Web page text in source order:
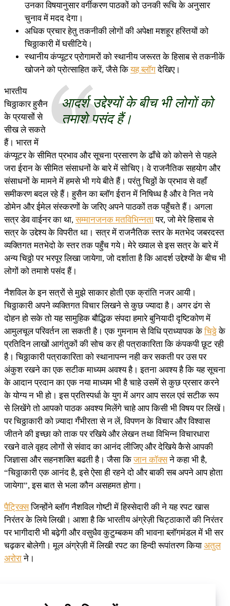
उनका विषयानुसार वर्गीकरण पाठकों को उनकी रूचि के अनुसार
चुनाव में मदद देगा।
अधिक प्रचार हेतु तकनीकी लोगों की अपेक्षा मशहूर हस्तियों को
चिठ्ठाकारी में घसीटिये।
स्थानीय कंप्यूटर प्रोगामरों को स्थानीय जरूरत के हिसाब से तकनीकें
खोजने को प्रोत्साहित करें, जैसे कियह ब्लॉगदेखिए।
आदर्श उद्देश्यों के बीच भी लोगों को
तमाशे पसंद हैं।
भारतीय
चिठ्ठाकार हुसैन
के प्रयासों से
सीख ले सकते
हैं। भारत में
कंप्यूटर के सीमित प्रभाव और सूचना प्रसारण के ढाँचे को कोसने से पहले
जरा ईरान के सीमित संसाधनों के बारे में सोचिए। वे राजनैतिक सहयोग और
संसाधनों के मामने में हमसे भी गये बीते हैं। परंतु चिठ्ठों के प्रभाव से वहाँ
समीकरण बदल रहे हैं। हुसैन का ब्लॉग ईरान में निषिध्ध है और वे नित नये
डोमेन और ईमेल संस्करणों के जरिए अपने पाठकों तक पहुँचते हैं। अगला
सत्र डेव वाईनर का था,सम्मानजनक मतविभिन्नतापर, जो मेरे हिसाब से
सत्र के उद्देश्य के विपरीत था। सत्र में राजनैतिक स्तर के मतभेद जबरदस्त
व्यक्तिगत मतभेदो के स्तर तक पहुँच गये। मेरे ख्याल से इस सत्र के बारे में
अन्य चिठ्ठो पर भरपूर लिखा जायेगा, जो दर्शाता है कि आदर्श उद्देश्यों के बीच भी
लोगों को तमाशे पसंद हैं।
नैशविल के इन सत्रों से मुझे साकार होती एक क्रांति नजर आयी।
चिठ्ठाकारी अपने व्यक्तिगत विचार लिखने से कुछ ज्यादा है। अगर ढंग से
दोहन हो सके तो यह सामुहिक बौद्धिक संपदा हमारे बुनियादी दृष्टिकोण में
आमुलचूल परिवर्तन ला सकती है। एक गुमनाम से विधि प्राध्यापक केचिठ्ठेके
प्रतिदिन लाखों आगंतुकों की सोच कर ही पत्राकारिता कि कंपकपी छूट रही
है। चिठ्ठाकारी पत्राकारिता को स्थानापन्न नही कर सकती पर उस पर
अंकुश रखने का एक सटीक माध्यम अवश्य है। इतना अवश्य है कि यह सूचना
के आदान प्रदान का एक नया माध्यम भी है चाहे उसमें से कुछ प्रसार करने
के योग्य न भी हो। इस प्रतिस्पर्धा के युग में अगर आप सरल एवं सटीक रूप
से लिखेंगे तो आपको पाठक अवश्य मिलेंगे चाहे आप किसी भी विषय पर लिखें।
पर चिठ्ठाकारी को ज़्यादा गँभीरता से न लें, विपणन के विचार और विश्वास
जीतने की इच्छा को ताक पर रखिये और लेखन तथा विभिन्न विचारधारा
रखने वाले वृहद लोगों से संवाद का आनंद लीजिए और देखिये कैसे आपकी
जिज्ञासा और सहनशक्ति बढती है। जैसा किजान कॉक्सने कहा भी है,
“चिठ्ठाकारी एक आनंद है, इसे ऐसा ही रहने दो और बाकी सब अपने आप होता
जायेगा”, इस बात से भला कौन असहमत होगा।
पैट्रिक्सजिन्होंने ब्लॉग नैशविल गोष्टी में हिस्सेदारी की ने यह रपट खास
निरंतर के लिये लिखी। आशा है कि भारतीय अंग्रेज़ी चिट्ठाकारों की निरंतर
पर भागीदारी भी बढ़ेगी और वसुधैव कुटुम्बकम की भावना ब्लॉगमंडल में भी सर
चढ़कर बोलेगी। मूल अंग्रेज़ी में लिखी रपट का हिन्दी रूपांतरण किया अतुल
अरोराने।